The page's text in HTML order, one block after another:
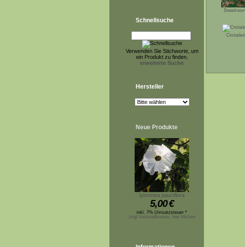
Schnellsuche
Verwenden Sie Stichworte, um
ein Produkt zu finden.
erweiterte Suche
Hersteller
Neue Produkte
Ipomoea pauciflora
5,00€
inkl. 7% Umsatzsteuer *
zzgl.Versandkosten, hier klicken